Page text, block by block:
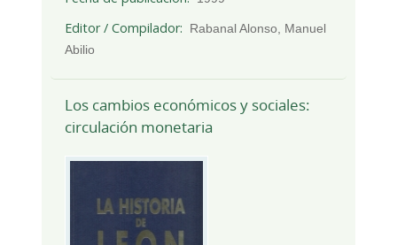
Editor / Compilador
Rabanal Alonso, Manuel
Abilio
Los cambios económicos y sociales:
circulación monetaria